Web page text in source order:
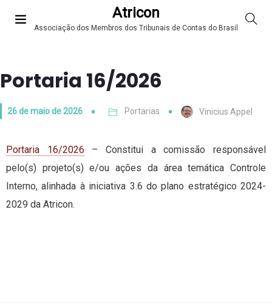
Atricon
Associação dos Membros dos Tribunais de Contas do Brasil
Portaria 16/2026
26 de maio de 2026 Portarias Vinicius Appel
Portaria 16/2026 – Constitui a comissão responsável
pelo(s) projeto(s) e/ou ações da área temática Controle
Interno, alinhada à iniciativa 3.6 do plano estratégico 2024-
2029 da Atricon.